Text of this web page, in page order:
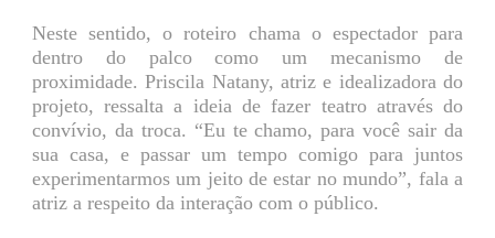
Neste sentido, o roteiro chama o espectador para
dentro do palco como um mecanismo de
proximidade. Priscila Natany, atriz e idealizadora do
projeto, ressalta a ideia de fazer teatro através do
convívio, da troca. “Eu te chamo, para você sair da
sua casa, e passar um tempo comigo para juntos
experimentarmos um jeito de estar no mundo”, fala a
atriz a respeito da interação com o público.